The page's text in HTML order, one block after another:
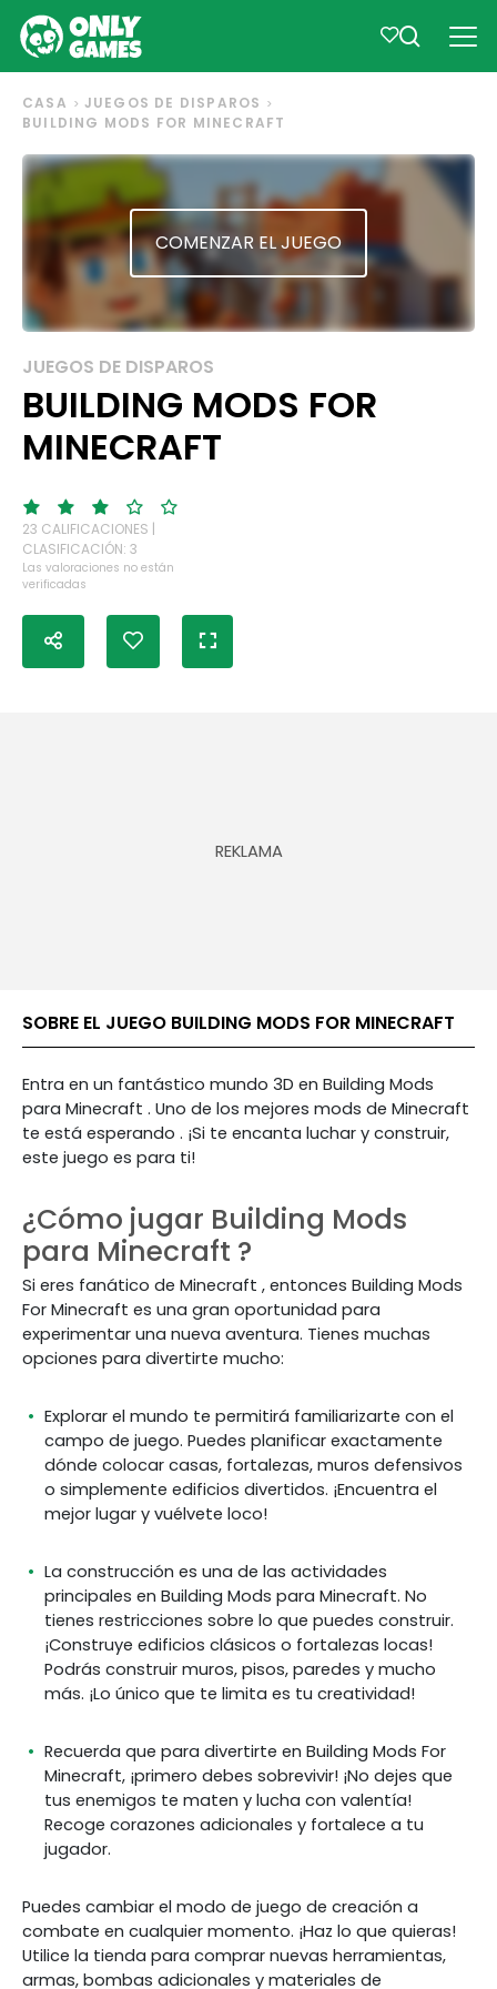
CASA
JUEGOS DE DISPAROS
BUILDING MODS FOR MINECRAFT
COMENZAR EL JUEGO
JUEGOS DE DISPAROS
BUILDING MODS FOR
MINECRAFT
23 CALIFICACIONES |
CLASIFICACIÓN: 3
Las valoraciones no están
verificadas
SOBRE EL JUEGO BUILDING MODS FOR MINECRAFT
Entra en un fantástico mundo 3D en Building Mods
para Minecraft . Uno de los mejores mods de Minecraft
te está esperando . ¡Si te encanta luchar y construir,
este juego es para ti!
¿Cómo jugar Building Mods
para Minecraft ?
Si eres fanático de Minecraft , entonces Building Mods
For Minecraft es una gran oportunidad para
experimentar una nueva aventura. Tienes muchas
opciones para divertirte mucho:
Explorar el mundo te permitirá familiarizarte con el
campo de juego. Puedes planificar exactamente
dónde colocar casas, fortalezas, muros defensivos
o simplemente edificios divertidos. ¡Encuentra el
mejor lugar y vuélvete loco!
La construcción es una de las actividades
principales en Building Mods para Minecraft. No
tienes restricciones sobre lo que puedes construir.
¡Construye edificios clásicos o fortalezas locas!
Podrás construir muros, pisos, paredes y mucho
más. ¡Lo único que te limita es tu creatividad!
Recuerda que para divertirte en Building Mods For
Minecraft, ¡primero debes sobrevivir! ¡No dejes que
tus enemigos te maten y lucha con valentía!
Recoge corazones adicionales y fortalece a tu
jugador.
Puedes cambiar el modo de juego de creación a
combate en cualquier momento. ¡Haz lo que quieras!
Utilice la tienda para comprar nuevas herramientas,
armas, bombas adicionales y materiales de